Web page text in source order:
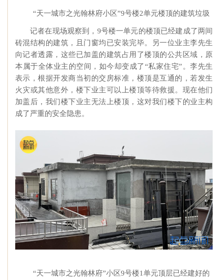
“天一城市之光翰林府小区”9号楼2单元楼顶的建筑垃圾
记者在现场观察到，9号楼一单元的楼顶已经建成了两间
砖混结构的建筑，且门窗均已安装完毕。另一位业主李先生
向记者透露，这些已加盖的建筑占用了楼顶的公共区域，原
本属于全体业主的空间，如今却变成了“私家住宅”。李先生
表示，根据开发商当初的交房标准，楼顶是互通的，若发生
火灾或其他意外，楼下业主可以上楼顶等待救援。现在他们
加盖后，我们楼下业主无法上楼顶，这对我们楼下的业主构
成了严重的安全隐患。
“天一城市之光翰林府”小区9号楼1单元顶层已经建好的